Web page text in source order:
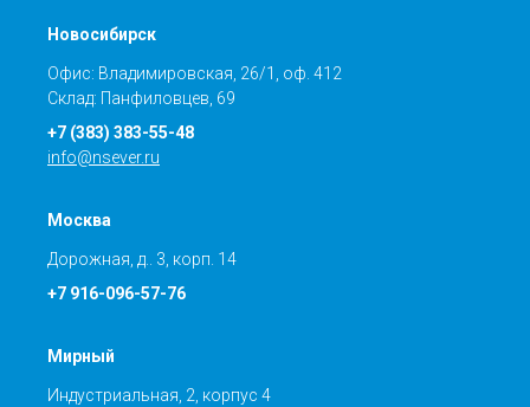
Новосибирск
Офис: Владимировская, 26/1, оф. 412
Склад: Панфиловцев, 69
+7 (383) 383-55-48
info@nsever.ru
Москва
Дорожная, д.. 3, корп. 14
+7 916-096-57-76
Мирный
Индустриальная, 2, корпус 4